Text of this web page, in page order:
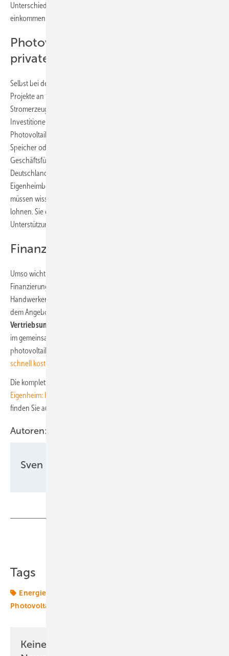
Unterschiede zwischen einkommensstarken und
einkommensschwächeren Haushalten sind dabei erheblich.
Photovoltaik als Grundstein der
privaten Energiewende
Selbst bei der vergleichsweise günstigen Photovoltaik scheitern viele
Projekte an fehlenden Eigenmitteln. Dabei ist gerade die eigene
Stromerzeugung der entscheidende erste Schritt für weitere
Investitionen in klimafreundliche Technologien. „Die Umfrage belegt:
Photovoltaik ist entscheidend für weitere Anschaffungen wie E-Auto,
Speicher oder Wärmepumpe“, sagt Carolin Friedemann,
Geschäftsführerin der IKND. „Ohne private Photovoltaikanlagen wird
Deutschland also seine Klimaziele nicht erreichen können. Die
Eigenheimbesitzer brauchen Klarheit von der Bundesregierung. Sie
müssen wissen, welche Investitionsentscheidungen sich für sie
lohnen. Sie erwarten Planungssicherheit und verlässliche staatliche
Unterstützung“, resümiert Friedemann.
Finanzierung gleich mit anbieten
Umso wichtiger werden in Zukunft flankierende
Finanzierungslösungen wie Ratenkauf, Mietkauf oder Kredite, die
Handwerker und Planer den Hauseigentümern gleich zusammen mit
dem Angebot vorlegen können. Wie solche
Vertriebsunterstützung für Handwerker
im gemeinsamen Webinar von Golfstrom mit der Redaktion der
photovoltaik am
schnell kostenlos einen Platz im Webinarraum sichern
Die kompletten Ergebnisse der Studie „
Eigenheim: Hausbesitzende setzen auf neue Energietechnologien
finden Sie auf der Webseite der IKND.
Autoren:
Sven Ullrich
Tags
Energiemarkt
Photovoltaik
Keine Zeit? Kein Problem mit dem ERE